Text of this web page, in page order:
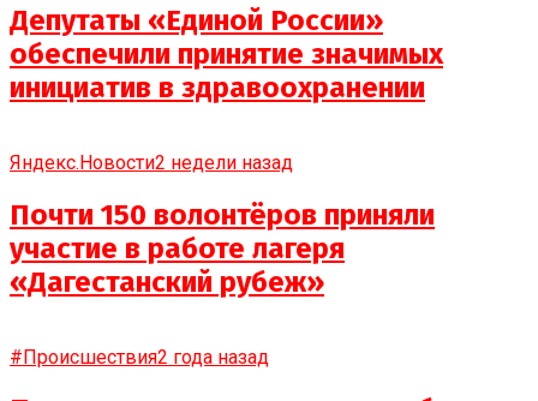
Депутаты «Единой России»
обеспечили принятие значимых
инициатив в здравоохранении
Яндекс.Новости2 недели назад
Почти 150 волонтёров приняли
участие в работе лагеря
«Дагестанский рубеж»
#Происшествия2 года назад